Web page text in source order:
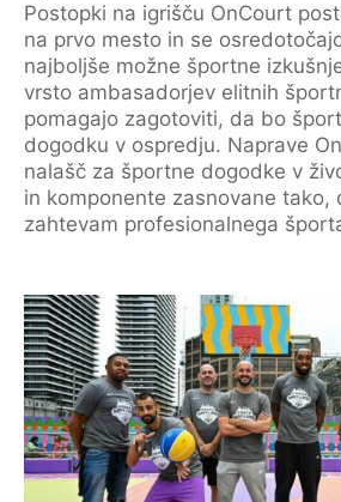
Postopki na igrišču OnCourt
na prvo mesto in se
najboljše možne športne
vrsto ambasadorjev elitnih
pomagajo zagotoviti, da bo
dogodku v ospredju. Naprave
nalašč za športne dogodke v
in komponente zasnovane tako,
zahtevam profesionalnega